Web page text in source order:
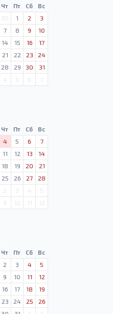
Чт Пт Сб
Вс
30 1 2
3
7 8 9
10
14 15 16
17
21 22 23
24
28 29 30
31
4 5 6 7
Чт Пт Сб
Вс
4 5 6
7
11 12 13
14
18 19 20
21
25 26 27
28
2 3 4
5
9 10 11 12
Чт Пт Сб
Вс
2 3 4
5
9 10 11
12
16 17 18
19
23 24 25
26